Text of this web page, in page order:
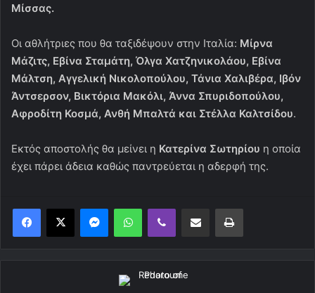
Μίσσας.
Οι αθλήτριες που θα ταξιδέψουν στην Ιταλία: Μίρνα
Μάζιτς, Εβίνα Σταμάτη, Όλγα Χατζηνικολάου, Εβίνα
Μάλτση, Αγγελική Νικολοπούλου, Τάνια Χαλιβέρα, Ιβόν
Άντσερσον, Βικτόρια Μακόλι, Άννα Σπυριδοπούλου,
Αφροδίτη Κοσμά, Ανθή Μπαλτά και Στέλλα Καλτσίδου.
Εκτός αποστολής θα μείνει η Κατερίνα Σωτηρίου η οποία
έχει πάρει άδεια καθώς παντρεύεται η αδερφή της.
MessengerWhatsAppViber Κοινοποίηση μέσω ηλεκτρονικού ταχυδρομείουΕκτύπωση